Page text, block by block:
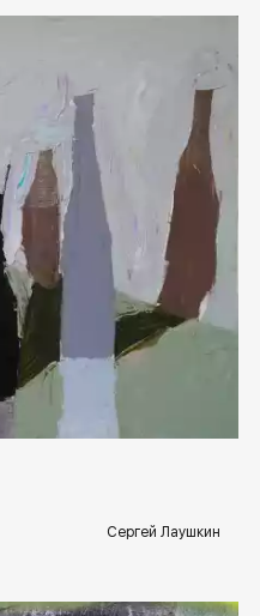
ekb.rakovgallery.ru
Сергей Лаушкин